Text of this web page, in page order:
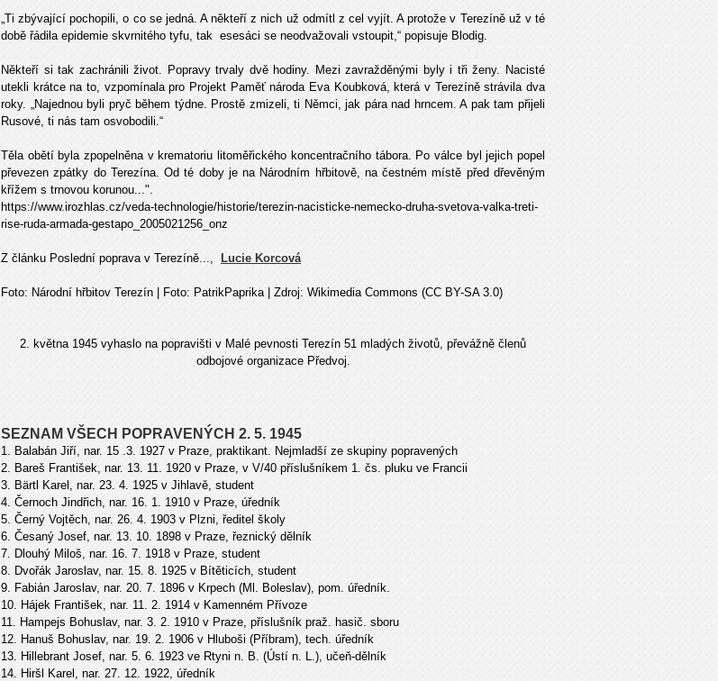
„Ti zbývající pochopili, o co se jedná. A někteří z nich už odmítl z cel vyjít. A protože v Terezíně už v té
době řádila epidemie skvrnitého tyfu, tak esesáci se neodvažovali vstoupit,“ popisuje Blodig.
Někteří si tak zachránili život. Popravy trvaly dvě hodiny. Mezi zavražděnými byly i tři ženy. Nacisté
utekli krátce na to, vzpomínala pro Projekt Paměť národa Eva Koubková, která v Terezíně strávila dva
roky. „Najednou byli pryč během týdne. Prostě zmizeli, ti Němci, jak pára nad hrncem. A pak tam přijeli
Rusové, ti nás tam osvobodili.“
Těla obětí byla zpopelněna v krematoriu litoměřického koncentračního tábora. Po válce byl jejich popel
převezen zpátky do Terezína. Od té doby je na Národním hřbitově, na čestném místě před dřevěným
křížem s trnovou korunou...".
https://www.irozhlas.cz/veda-technologie/historie/terezin-nacisticke-nemecko-druha-svetova-valka-treti-
rise-ruda-armada-gestapo_2005021256_onz
Z článku Poslední poprava v Terezíně..., Lucie Korcová
Foto: Národní hřbitov Terezín | Foto: PatrikPaprika | Zdroj: Wikimedia Commons (CC BY-SA 3.0)
2. května 1945 vyhaslo na popravišti v Malé pevnosti Terezín 51 mladých životů, převážně členů
odbojové organizace Předvoj.
SEZNAM VŠECH POPRAVENÝCH 2. 5. 1945
1. Balabán Jiří, nar. 15 .3. 1927 v Praze, praktikant. Nejmladší ze skupiny popravených
2. Bareš František, nar. 13. 11. 1920 v Praze, v V/40 příslušníkem 1. čs. pluku ve Francii
3. Bärtl Karel, nar. 23. 4. 1925 v Jihlavě, student
4. Černoch Jindřich, nar. 16. 1. 1910 v Praze, úředník
5. Černý Vojtěch, nar. 26. 4. 1903 v Plzni, ředitel školy
6. Česaný Josef, nar. 13. 10. 1898 v Praze, řeznický dělník
7. Dlouhý Miloš, nar. 16. 7. 1918 v Praze, student
8. Dvořák Jaroslav, nar. 15. 8. 1925 v Bítěticích, student
9. Fabián Jaroslav, nar. 20. 7. 1896 v Krpech (Ml. Boleslav), pom. úředník.
10. Hájek František, nar. 11. 2. 1914 v Kamenném Přívoze
11. Hampejs Bohuslav, nar. 3. 2. 1910 v Praze, příslušník praž. hasič. sboru
12. Hanuš Bohuslav, nar. 19. 2. 1906 v Hluboši (Příbram), tech. úředník
13. Hillebrant Josef, nar. 5. 6. 1923 ve Rtyni n. B. (Ústí n. L.), učeň-dělník
14. Hiršl Karel, nar. 27. 12. 1922, úředník